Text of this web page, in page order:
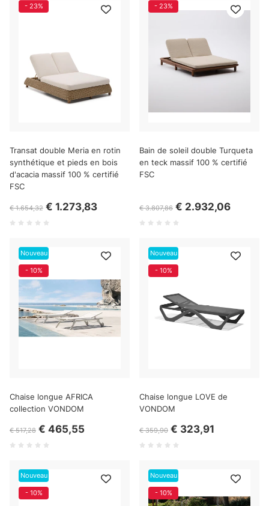
- 23%
Transat double Meria en rotin
synthétique et pieds en bois
d'acacia massif 100 % certifié
FSC
€ 1.654,32 € 1.273,83
- 23%
Bain de soleil double Turqueta
en teck massif 100 % certifié
FSC
€ 3.807,86 € 2.932,06
Nouveau
- 10%
Chaise longue AFRICA
collection VONDOM
€ 517,28 € 465,55
Nouveau
- 10%
Chaise longue LOVE de
VONDOM
€ 359,90 € 323,91
Nouveau
- 10%
Nouveau
- 10%